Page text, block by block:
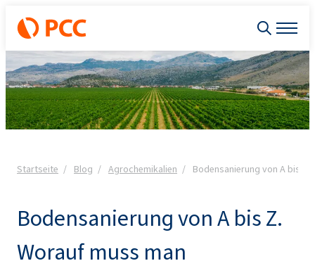
Startseite Blog Agrochemikalien Bodensanierung von A bis
Bodensanierung von A bis Z.
Worauf muss man